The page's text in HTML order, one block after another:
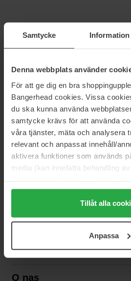
Samtycke Information
Denna webbplats använder
För att ge dig en bra
Bangerhead cookies. Vissa
du ska kunna använda
samtycke krävs för att använda
våra tjänster, mäta och analysera
relevant och anpassat innehåll/
aktivera funktioner som används
media (kan innefatta behandling
Genom att trycka på "Tillåt alla
alla cookies, medan du under
användningen av cookies. Du kan
samt vår Integritetspolicy.
Tillåt alla
Anpassa
Chcesz otrzymywać najlepsze beauty
skrzynki? Będziemy wysyłać Ci
ekskluzywne oferty!
BEZPIECZNA PŁATNOŚĆ
SZYBKA DOSTAWA
Support
O nas